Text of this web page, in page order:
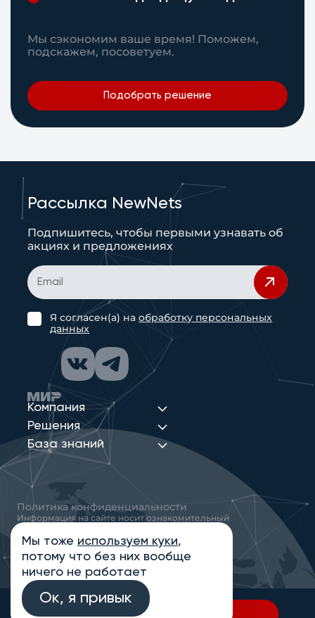
В спецификацию
Мы сэкономим ваше время! Поможем,
подскажем, посоветуем.
Подобрать решение
Компания
Решения
База знаний
Рассылка NewNets
Подпишитесь, чтобы первыми узнавать об
акциях и предложениях
Я согласен(а) наобработку персональных
данных
Политика конфиденциальности
Информация на сайте носит ознакомительный
характер и не является публичной офертой,
определяемой положениями статьи 437
Гражданского кодекса РФ
© 2013-2026 Новые Сети Интеграция
Мы тоже используем куки,
потому что без них вообще
ничего не работает
Ок, я привык